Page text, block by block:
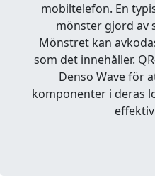
mobiltelefon. En
mönster gjord av
Mönstret kan
som det innehåller.
Denso Wave för
komponenter i deras